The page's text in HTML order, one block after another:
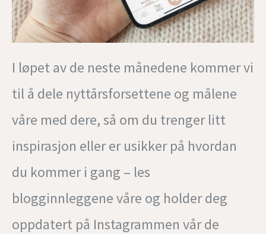
I løpet av de neste månedene kommer vi
til å dele nyttårsforsettene og målene
våre med dere, så om du trenger litt
inspirasjon eller er usikker på hvordan
du kommer i gang – les
blogginnleggene våre og holder deg
oppdatert på Instagrammen vår de